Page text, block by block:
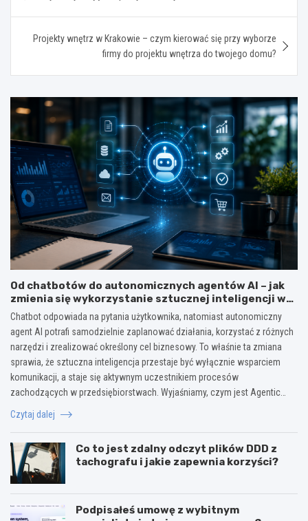
wpisu
Projekty wnętrz w Krakowie – czym kierować się przy wyborze
firmy do projektu wnętrza do twojego domu?
Od chatbotów do autonomicznych agentów AI – jak
zmienia się wykorzystanie sztucznej inteligencji w
biznesie?
Chatbot odpowiada na pytania użytkownika, natomiast autonomiczny
agent AI potrafi samodzielnie zaplanować działania, korzystać z różnych
narzędzi i zrealizować określony cel biznesowy. To właśnie ta zmiana
sprawia, że sztuczna inteligencja przestaje być wyłącznie wsparciem
komunikacji, a staje się aktywnym uczestnikiem procesów
zachodzących w przedsiębiorstwach. Wyjaśniamy, czym jest Agentic…
Czytaj dalej
Co to jest zdalny odczyt plików DDD z
tachografu i jakie zapewnia korzyści?
Podpisałeś umowę z wybitnym